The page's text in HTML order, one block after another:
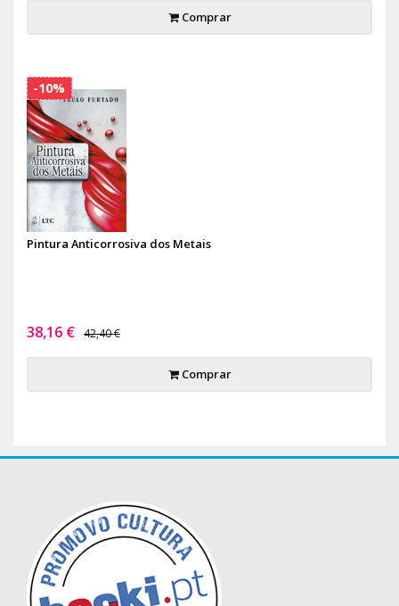
Comprar
Pintura Anticorrosiva dos Metais
38,16 € 42,40 €
Comprar
-10%